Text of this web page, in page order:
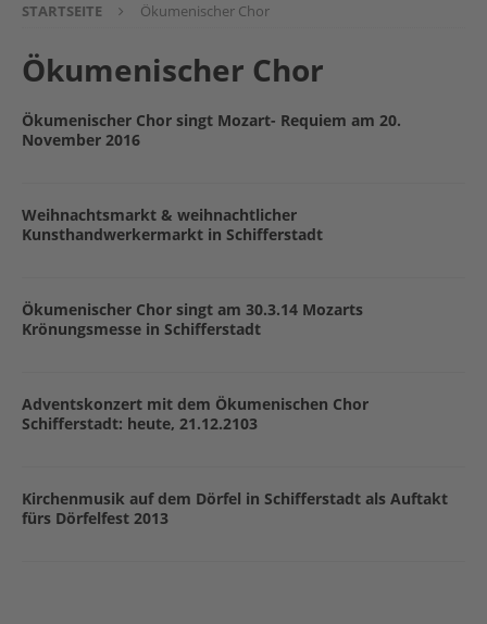
STARTSEITE Ökumenischer Chor
Ökumenischer Chor
Ökumenischer Chor singt Mozart- Requiem am 20.
November 2016
Weihnachtsmarkt & weihnachtlicher
Kunsthandwerkermarkt in Schifferstadt
Ökumenischer Chor singt am 30.3.14 Mozarts
Krönungsmesse in Schifferstadt
Adventskonzert mit dem Ökumenischen Chor
Schifferstadt: heute, 21.12.2103
Kirchenmusik auf dem Dörfel in Schifferstadt als Auftakt
fürs Dörfelfest 2013